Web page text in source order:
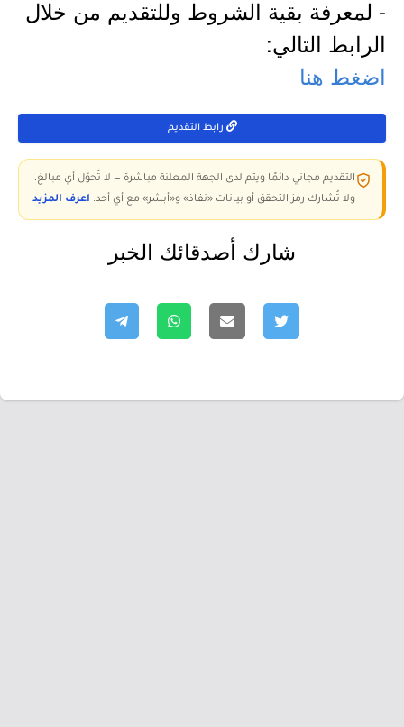
- لمعرفة بقية الشروط وللتقديم من خلال
الرابط التالي:
اضغط هنا
رابط التقديم
التقديم مجاني دائمًا ويتم لدى الجهة المعلنة مباشرة — لا تُحوّل أي مبالغ،
ولا تُشارك رمز التحقق أو بيانات «نفاذ» و«أبشر» مع أي أحد. اعرف المزيد
شارك أصدقائك الخبر